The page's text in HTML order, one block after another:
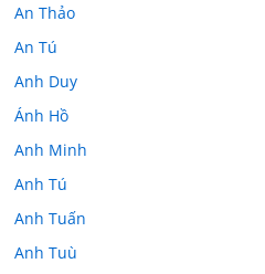
An Thảo
An Tú
Anh Duy
Ánh Hồ
Anh Minh
Anh Tú
Anh Tuấn
Anh Tuù